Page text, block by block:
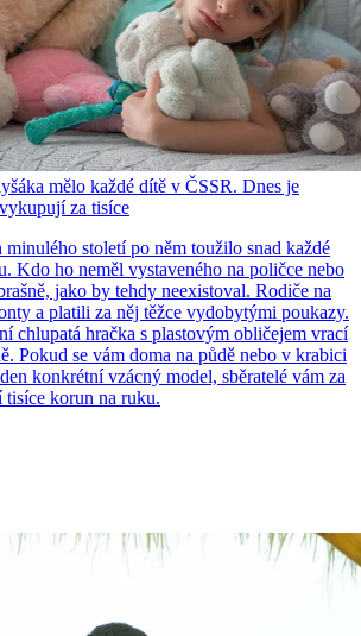
mělo každé dítě v ČSSR. Dnes je
za tisíce
minulého století po něm toužilo snad každé
Kdo ho neměl vystaveného na poličce nebo
jako by tehdy neexistoval. Rodiče na
a platili za něj těžce vydobytými poukazy.
chlupatá hračka s plastovým obličejem vrací
Pokud se vám doma na půdě nebo v krabici
konkrétní vzácný model, sběratelé vám za
korun na ruku.